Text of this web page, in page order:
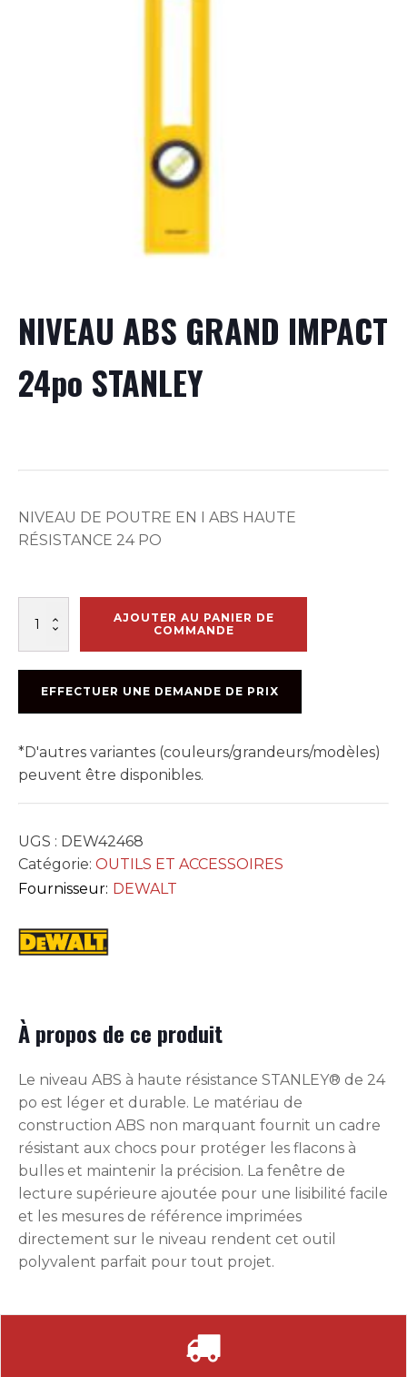
NIVEAU ABS GRAND IMPACT
24po STANLEY
NIVEAU DE POUTRE EN I ABS HAUTE
RÉSISTANCE 24 PO
NIVEAU
IMPACT
24po
AJOUTER AU PANIER DE
COMMANDE
EFFECTUER UNE DEMANDE DE PRIX
*D'autres variantes (couleurs/grandeurs/modèles)
peuvent être disponibles.
UGS : DEW42468
Catégorie: OUTILS ET ACCESSOIRES
Fournisseur: DEWALT
À propos de ce produit
Le niveau ABS à haute résistance STANLEY® de 24
po est léger et durable. Le matériau de
construction ABS non marquant fournit un cadre
résistant aux chocs pour protéger les flacons à
bulles et maintenir la précision. La fenêtre de
lecture supérieure ajoutée pour une lisibilité facile
et les mesures de référence imprimées
directement sur le niveau rendent cet outil
polyvalent parfait pour tout projet.